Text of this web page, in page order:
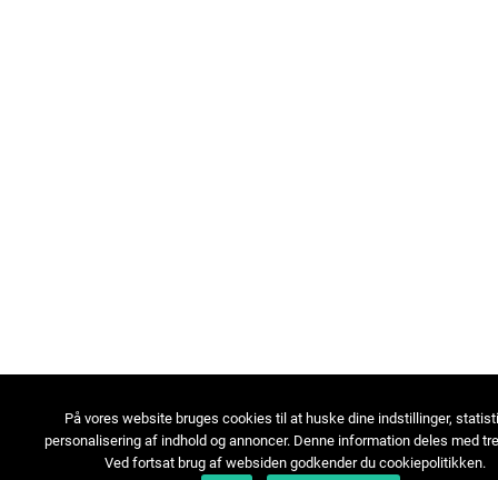
På vores website bruges cookies til at huske dine indstillinger,
personalisering af indhold og annoncer. Denne information deles med
Ved fortsat brug af websiden godkender du cookiepolitikken.